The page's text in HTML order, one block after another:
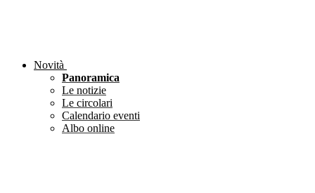
Novità
Panoramica
Le notizie
Le circolari
Calendario eventi
Albo online